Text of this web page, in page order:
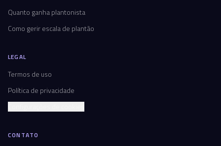
Quanto ganha plantonista
Como gerir escala de plantão
LEGAL
Termos de uso
Política de privacidade
CONTATO